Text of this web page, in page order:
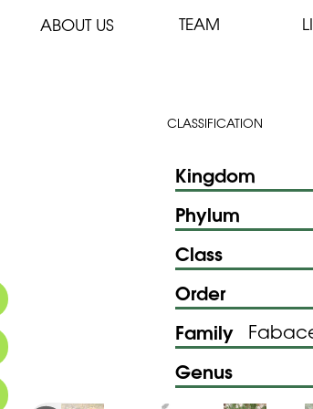
ABOUT US TEAM
CLASSIFICATION
Kingdom
Phylum
Class
Order
Family
Genus